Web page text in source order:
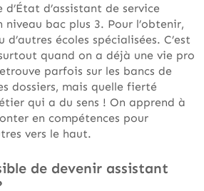
d’État d’assistant de service
niveau bac plus 3. Pour l’obtenir,
écoles spécialisées. C’est
quand on a déjà une vie pro
parfois sur les bancs de
dossiers, mais quelle fierté
qui a du sens ! On apprend à
en compétences pour
vers le haut.
de devenir assistant